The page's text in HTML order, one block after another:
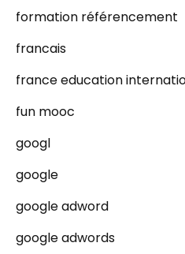
formation référencement
francais
france education
fun mooc
googl
google
google adword
google adwords